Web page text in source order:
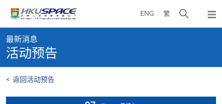
content
ENG 繁
开
弹
出
content
start
最新消息
活动预告
< 返回活动预告